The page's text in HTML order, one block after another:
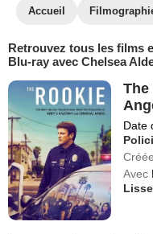
Accueil
Retrouvez tous les films
Blu-ray avec Chelsea
Date
Avec